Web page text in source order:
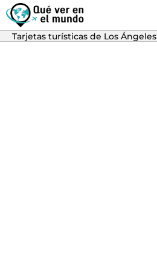
Tarjetas turísticas de Los Ángeles